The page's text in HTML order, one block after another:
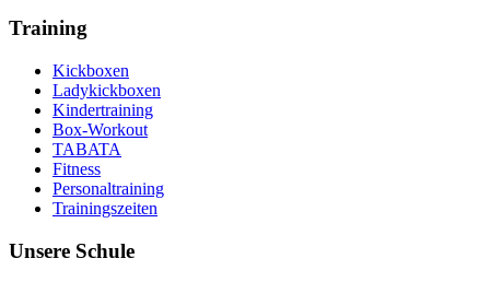
Training
Kickboxen
Ladykickboxen
Kindertraining
Box-Workout
TABATA
Fitness
Personaltraining
Trainingszeiten
Unsere Schule